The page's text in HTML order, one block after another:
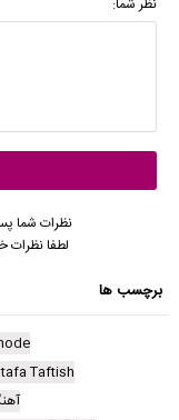
نظر شما:
نظرات شما
لطفا نظرات
برچسب ها
Taftish